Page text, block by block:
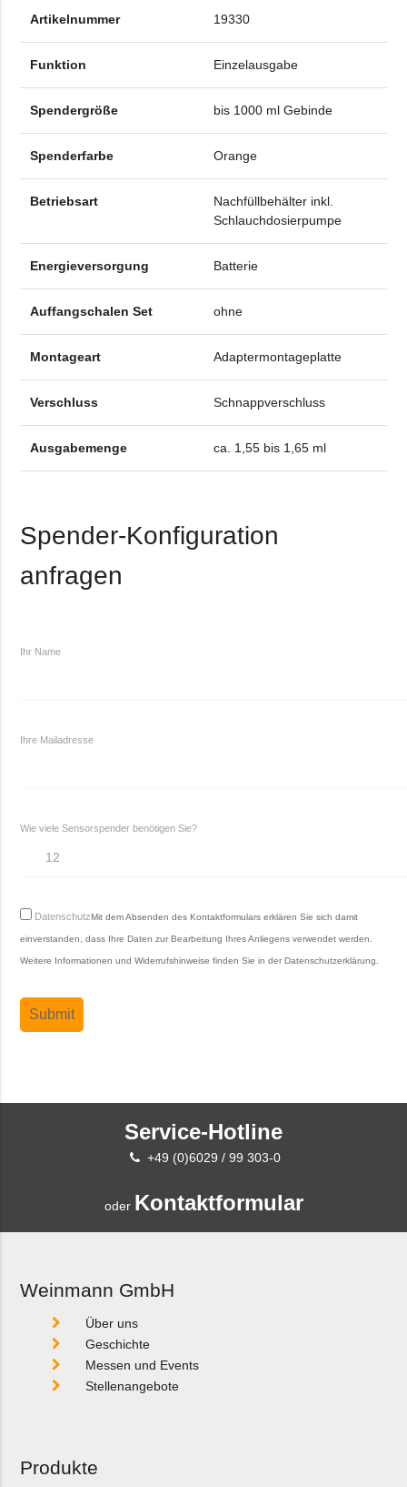
Artikelnummer 19330
Funktion Einzelausgabe
Spendergröße bis 1000 ml Gebinde
Spenderfarbe Orange
Betriebsart
Nachfüllbehälter inkl.
Schlauchdosierpumpe
Energieversorgung Batterie
Auffangschalen Set ohne
Montageart Adaptermontageplatte
Verschluss Schnappverschluss
Ausgabemenge ca. 1,55 bis 1,65 ml
Spender-Konfiguration
anfragen
Ihr Name
Ihre Mailadresse
Wie viele Sensorspender benötigen Sie?
DatenschutzMit dem Absenden des Kontaktformulars erklären Sie sich damit
einverstanden, dass Ihre Daten zur Bearbeitung Ihres Anliegens verwendet werden.
Weitere Informationen und Widerrufshinweise finden Sie in derDatenschutzerklärung
Service-Hotline
+49 (0)6029 / 99 303-0
oder Kontaktformular
Weinmann GmbH
Über uns
Geschichte
Messen und Events
Stellenangebote
Produkte